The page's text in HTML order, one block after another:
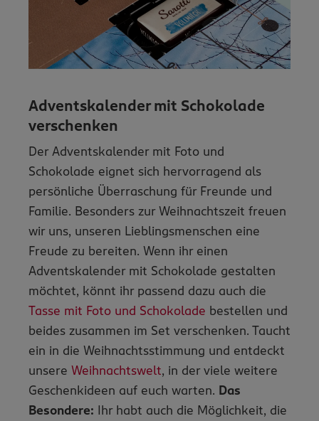
Adventskalender mit Schokolade
verschenken
Der Adventskalender mit Foto und
Schokolade eignet sich hervorragend als
persönliche Überraschung für Freunde und
Familie. Besonders zur Weihnachtszeit freuen
wir uns, unseren Lieblingsmenschen eine
Freude zu bereiten. Wenn ihr einen
Adventskalender mit Schokolade gestalten
möchtet, könnt ihr passend dazu auch die
Tasse mit Foto und Schokolade bestellen und
beides zusammen im Set verschenken. Taucht
ein in die Weihnachtsstimmung und entdeckt
unsere Weihnachtswelt, in der viele weitere
Geschenkideen auf euch warten. Das
Besondere: Ihr habt auch die Möglichkeit, die